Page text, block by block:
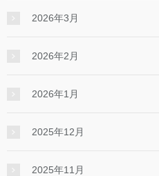
2026年3月
2026年2月
2026年1月
2025年12月
2025年11月